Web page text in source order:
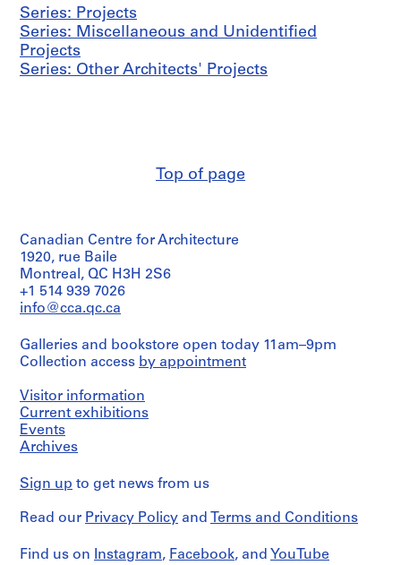
Series: Projects
Series: Miscellaneous and Unidentified
Projects
Series: Other Architects' Projects
Top of page
Canadian Centre for Architecture
1920, rue Baile
Montreal, QC H3H 2S6
+1 514 939 7026
info@cca.qc.ca
Galleries and bookstore open today 11am–9pm
Collection access by appointment
Visitor information
Current exhibitions
Events
Archives
Sign up to get news from us
Read our Privacy Policy and Terms and Conditions
Find us on Instagram, Facebook, and YouTube